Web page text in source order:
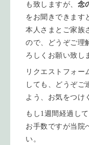
も致しますが、 念
をお聞きできます
本人さまとご家族
ので、どうぞご理
ろしくお願い致し
リクエストフォー
しても、どうぞご
よう、お気をつけ
もし1週間経過し
お手数ですが当院
い。